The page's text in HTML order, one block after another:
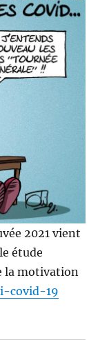
2021 vient
étude
la motivation
covid-19